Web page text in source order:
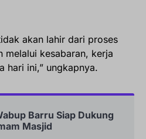
akan lahir dari proses
melalui kesabaran, kerja
hari ini,” ungkapnya.
Barru Siap Dukung
Masjid